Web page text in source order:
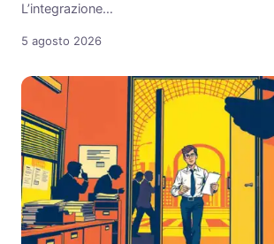
L’integrazione…
5 agosto 2026